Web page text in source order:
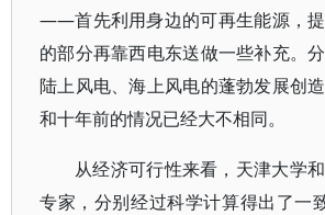
——首先利用身边的可再生能源，
的部分再靠西电东送做一些补充。分
陆上风电、海上风电的蓬勃发展创
和十年前的情况已经大不相同。
从经济可行性来看，天津大学
专家，分别经过科学计算得出了一